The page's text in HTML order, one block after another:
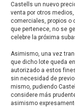
Castells un nuevo
venta por otros
comerciales, propios o
que pertenece, no se
celebre la próxima
Asimismo, una vez
que dicho lote queda
autorizado a estos
sin necesidad de
mismo, pudiendo
considere más
asimismo